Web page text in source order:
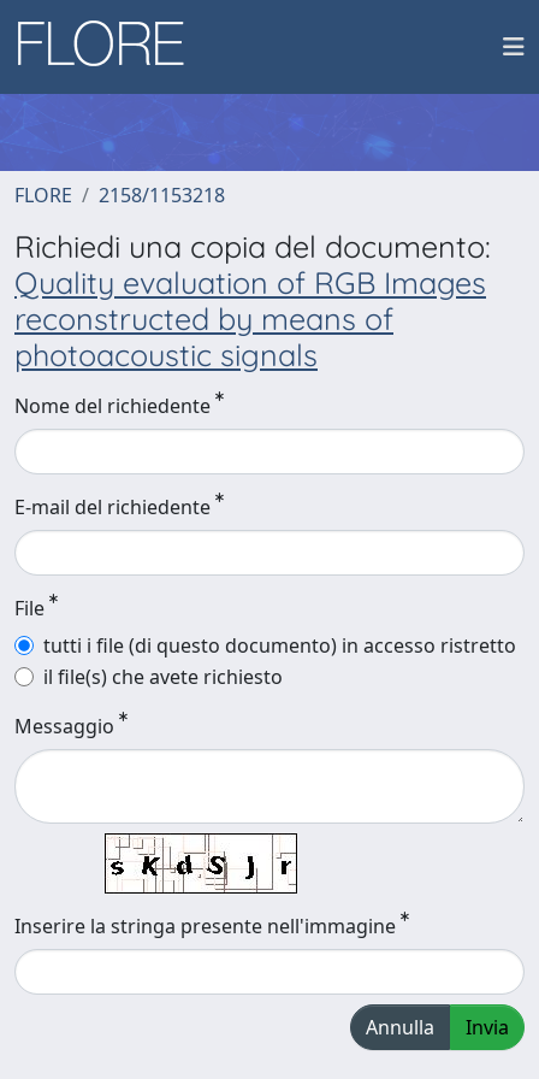
FLORE 2158/1153218
Richiedi una copia del documento:
Quality evaluation of RGB Images
reconstructed by means of
photoacoustic signals
Nome del richiedente
E-mail del richiedente
File
tutti i file (di questo documento) in accesso ristretto
il file(s) che avete richiesto
Messaggio
Inserire la stringa presente nell'immagine
Annulla Invia